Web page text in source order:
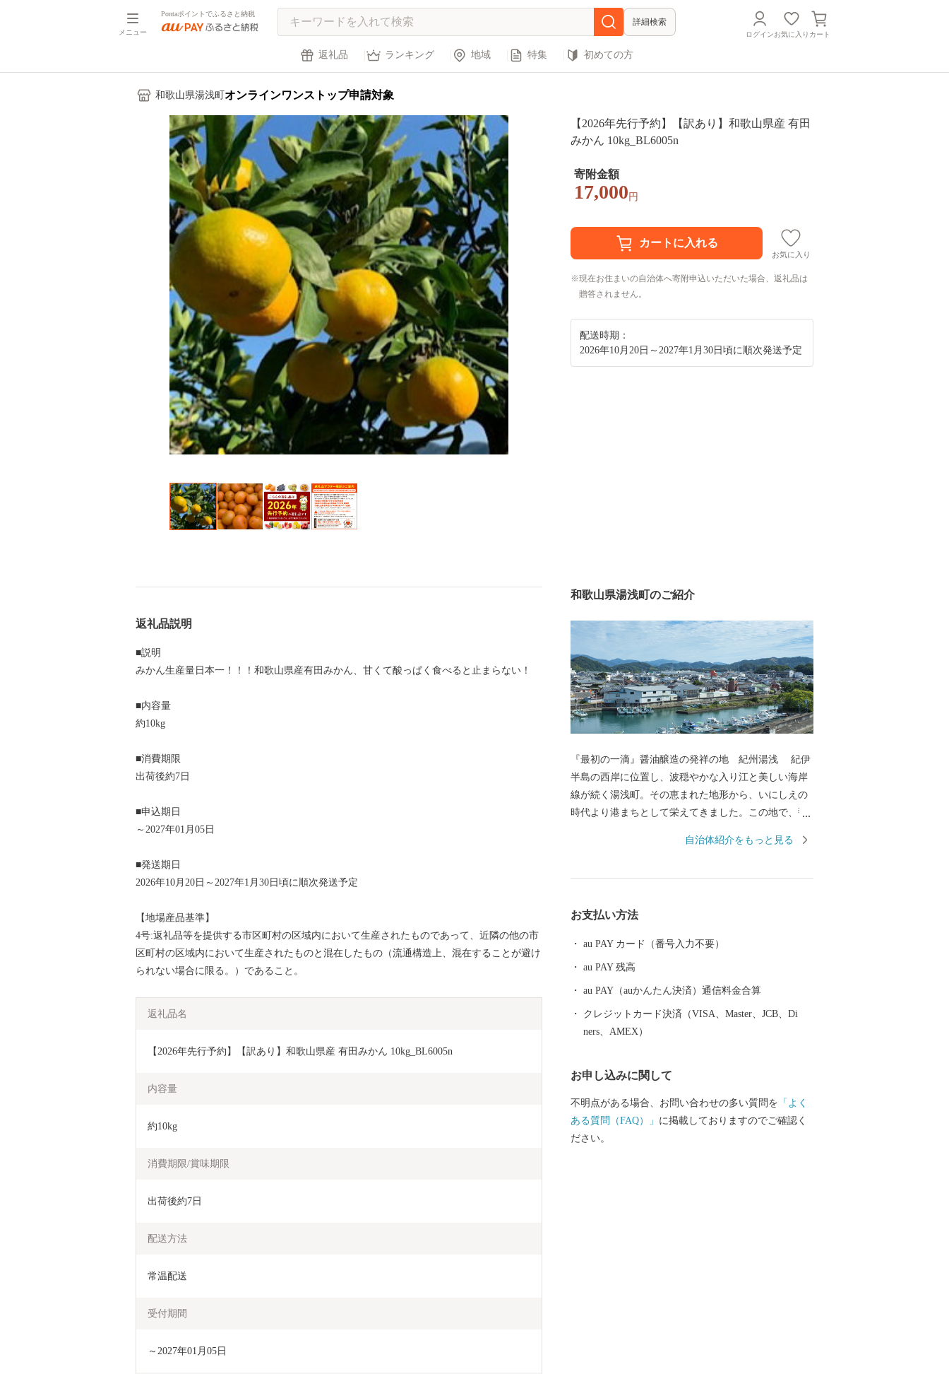
メニュー
Pontaポイントでふるさと納税
詳細検索
ログインお気に入り カート
返礼品 ランキング 地域 特集 初めての方
和歌山県湯浅町 オンラインワンストップ申請対象
【2026年先行予約】【訳あり】和歌山県産 有田
みかん 10kg_BL6005n
寄附金額
17,000 円
お気に入り
現在お住まいの自治体へ寄附申込いただいた場合、返礼品は
贈答されません。
配送時期：
2026年10月20日～2027年1月30日頃に順次発送予定
返礼品説明
■説明
みかん生産量日本一！！！和歌山県産有田みかん、甘くて酸っぱく食べると止まらない！
■内容量
約10kg
■消費期限
出荷後約7日
■申込期日
～2027年01月05日
■発送期日
2026年10月20日～2027年1月30日頃に順次発送予定
【地場産品基準】
4号:返礼品等を提供する市区町村の区域内において生産されたものであって、近隣の他の市
区町村の区域内において生産されたものと混在したもの（流通構造上、混在することが避け
られない場合に限る。）であること。
返礼品名
【2026年先行予約】【訳あり】和歌山県産 有田みかん 10kg_BL6005n
内容量
約10kg
消費期限/賞味期限
出荷後約7日
配送方法
常温配送
受付期間
～2027年01月05日
和歌山県湯浅町のご紹介
『最初の一滴』醤油醸造の発祥の地 紀州湯浅 紀伊
半島の西岸に位置し、波穏やかな入り江と美しい海岸
線が続く湯浅町。その恵まれた地形から、いにしえの
時代より港まちとして栄えてきました。この地で、醤
文化がして賑わう町なかで、「金山寺味噌」製造の過
区」に選定され、２０１７年には醤油醸造の歴史と伝
統が息づく町として「日本遺産」に認定され,食が伝統
える町なかを歩いていると、今も昔も変わらない醤油
づくりの香りを感じられます。
自治体紹介をもっと見る
お支払い方法
au PAY カード（番号入力不要）
au PAY 残高
au PAY（auかんたん決済）通信料金合算
クレジットカード決済（VISA、Master、JCB、Di
ners、AMEX）
お申し込みに関して
不明点がある場合、お問い合わせの多い質問を 「よく
ある質問（FAQ）」 に掲載しておりますのでご確認く
ださい。